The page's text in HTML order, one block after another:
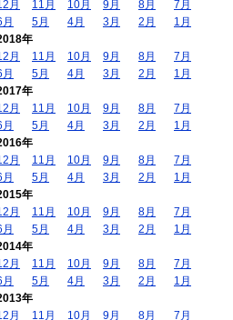
月
11月 10月 9月 8月
7月
月
5月 4月 3月 2月
1月
年
月
11月 10月 9月 8月
7月
月
5月 4月 3月 2月
1月
年
月
11月 10月 9月 8月
7月
月
5月 4月 3月 2月
1月
年
月
11月 10月 9月 8月
7月
月
5月 4月 3月 2月
1月
年
月
11月 10月 9月 8月
7月
月
5月 4月 3月 2月
1月
年
月
11月 10月 9月 8月
7月
月
5月 4月 3月 2月
1月
年
月
11月 10月 9月 8月 7月